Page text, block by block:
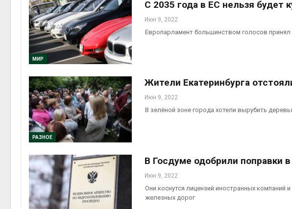
МИР
С 2035 года в ЕС нельзя будет
Июн 9, 2022
Европарламент большинством голосов
РАЗНОЕ
Жители Екатеринбурга
Июн 9, 2022
В зелёной зоне города хотели вырубить
В Госдуме одобрили поправки
Июн 9, 2022
Они коснутся лицензий иностранных
железных дорог